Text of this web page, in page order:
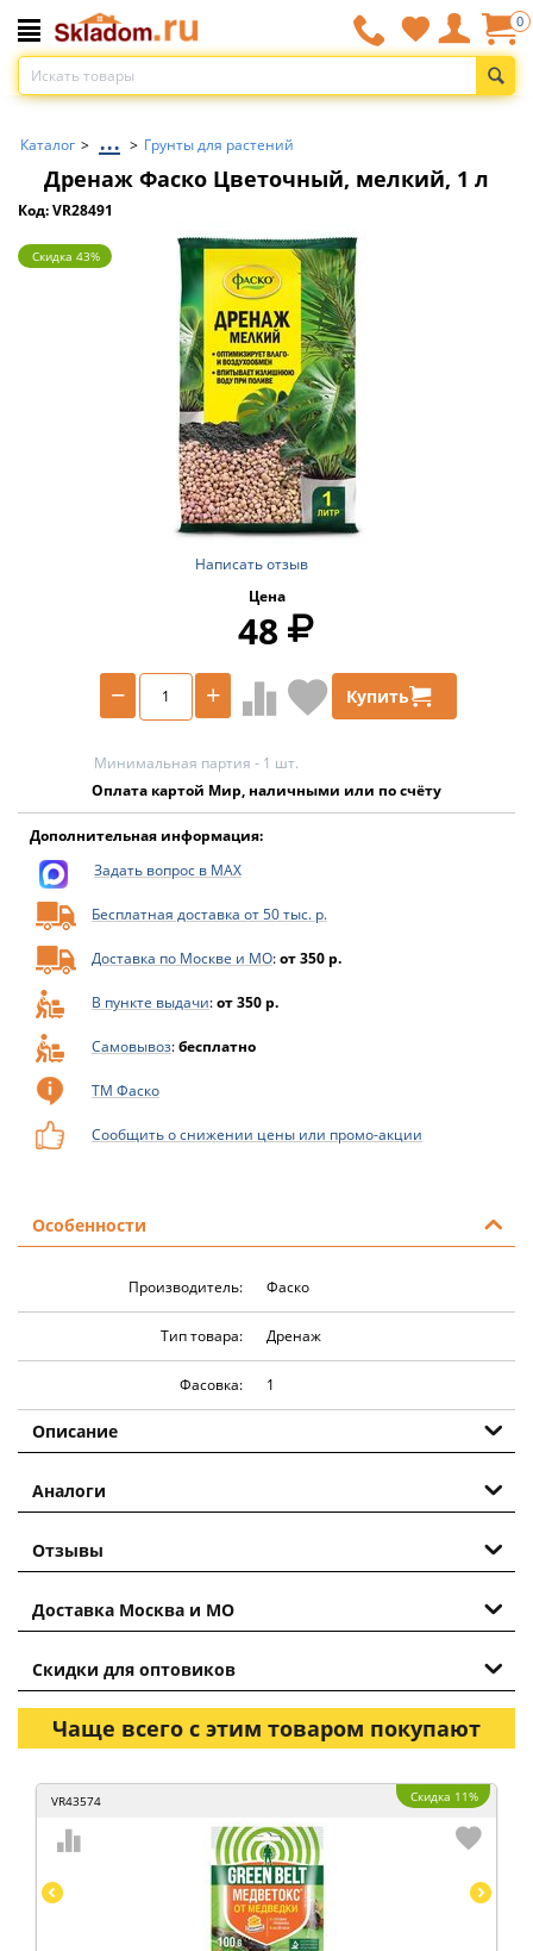
0
Каталог > ... > Грунты для растений
Дренаж Фаско Цветочный, мелкий, 1 л
Код: VR28491
Скидка 43%
Написать отзыв
Цена
48
+
− Купить
Минимальная партия - 1 шт.
Оплата картой Мир, наличными или по счёту
Дополнительная информация:
Задать вопрос в MAX
Бесплатная доставка от 50 тыс. р.
Доставка по Москве и МО:от 350 р.
В пункте выдачи:от 350 р.
Самовывоз:бесплатно
ТМ Фаско
Сообщить о снижении цены или промо-акции
Особенности
Производитель: Фаско
Тип товара: Дренаж
Фасовка: 1
Описание
Аналоги
Отзывы
Доставка Москва и МО
Скидки для оптовиков
Чаще всего с этим товаром покупают
VR43574 Скидка 11%